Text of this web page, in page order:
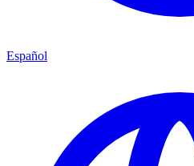
Español